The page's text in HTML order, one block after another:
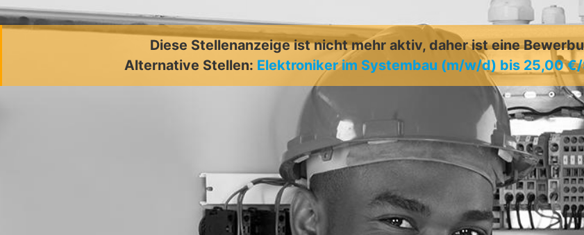
Diese Stellenanzeige ist nicht mehr aktiv, daher ist eine
Alternative Stellen: Elektroniker im Systembau (m/w/d) bis 25,00